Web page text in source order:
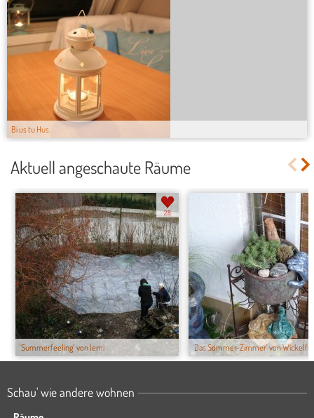
Bi us tu Hus
Aktuell angeschaute Räume
'Summerfeeling' von lemi
28
'Das Sommer-Zimmer' von
Schau' wie andere wohnen